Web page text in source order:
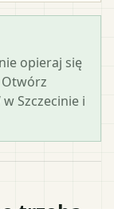
opieraj się
Szczecinie i